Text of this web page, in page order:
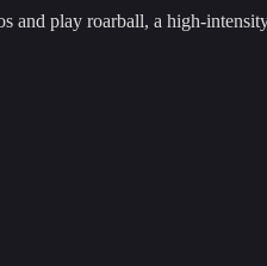
and play roarball, a high-